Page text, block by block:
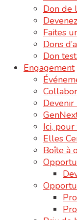
Don de
Faites
Dons
Don
Engagement
Ici,
Elles
Boîte à